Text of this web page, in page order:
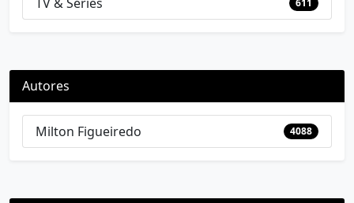
611
Autores
Milton Figueiredo 4088